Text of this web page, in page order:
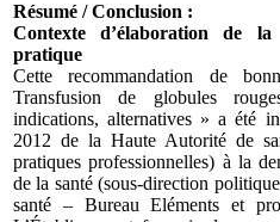
Résumé / Conclusion :
Contexte d’élaboration de
pratique
Cette recommandation de
Transfusion de globules
indications, alternatives » a été
2012 de la Haute Autorité de
pratiques professionnelles) à la
de la santé (sous-direction
santé – Bureau Eléments et